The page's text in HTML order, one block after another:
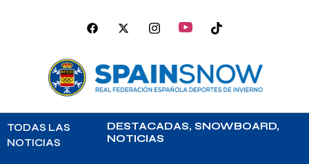
TODAS LAS
NOTICIAS
DESTACADAS,SNOWBOARD,
NOTICIAS